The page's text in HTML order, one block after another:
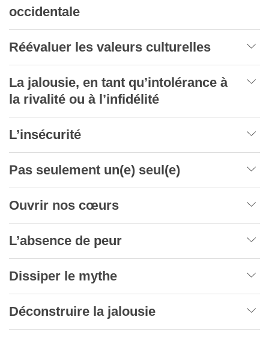
occidentale
Réévaluer les valeurs culturelles
La jalousie, en tant qu’intolérance à
la rivalité ou à l’infidélité
L’insécurité
Pas seulement un(e) seul(e)
Ouvrir nos cœurs
L’absence de peur
Dissiper le mythe
Déconstruire la jalousie